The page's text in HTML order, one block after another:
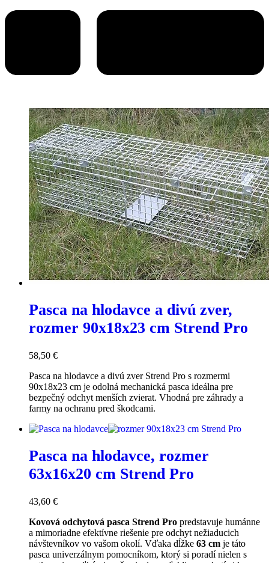
Pasca na hlodavce a divú zver,
rozmer 90x18x23 cm Strend Pro
58,50 €
Pasca na hlodavce a divú zver Strend Pro s rozmermi
90x18x23 cm je odolná mechanická pasca ideálna pre
bezpečný odchyt menších zvierat. Vhodná pre záhrady a
farmy na ochranu pred škodcami.
Pasca na hlodavce, rozmer
63x16x20 cm Strend Pro
43,60 €
Kovová odchytová pasca Strend Pro predstavuje humánne
a mimoriadne efektívne riešenie pre odchyt nežiaducich
návštevníkov vo vašom okolí. Vďaka dĺžke 63 cm je táto
pasca univerzálnym pomocníkom, ktorý si poradí nielen s